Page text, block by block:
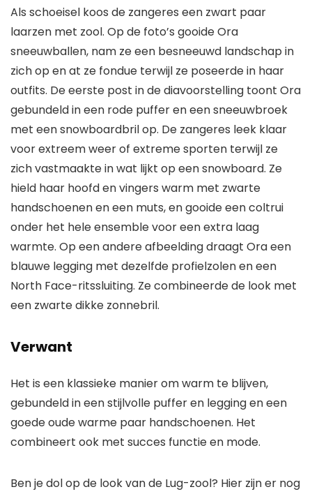
Als schoeisel koos de zangeres een zwart paar
laarzen met zool. Op de foto’s gooide Ora
sneeuwballen, nam ze een besneeuwd landschap in
zich op en at ze fondue terwijl ze poseerde in haar
outfits. De eerste post in de diavoorstelling toont Ora
gebundeld in een rode puffer en een sneeuwbroek
met een snowboardbril op. De zangeres leek klaar
voor extreem weer of extreme sporten terwijl ze
zich vastmaakte in wat lijkt op een snowboard. Ze
hield haar hoofd en vingers warm met zwarte
handschoenen en een muts, en gooide een coltrui
onder het hele ensemble voor een extra laag
warmte. Op een andere afbeelding draagt ​​Ora een
blauwe legging met dezelfde profielzolen en een
North Face-ritssluiting. Ze combineerde de look met
een zwarte dikke zonnebril.
Verwant
Het is een klassieke manier om warm te blijven,
gebundeld in een stijlvolle puffer en legging en een
goede oude warme paar handschoenen. Het
combineert ook met succes functie en mode.
Ben je dol op de look van de Lug-zool? Hier zijn er nog